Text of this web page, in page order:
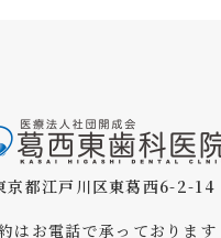
都江戸川区東葛西6-2-14
はお電話で承っております